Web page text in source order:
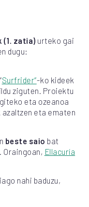
(1. zatia) urteko gai
dugu:
Surfrider”-ko kideek
ziguten. Proiektu
eta ozeanoa
eta ematen
beste saio bat
Oraingoan, Ellacuría
nahi baduzu,